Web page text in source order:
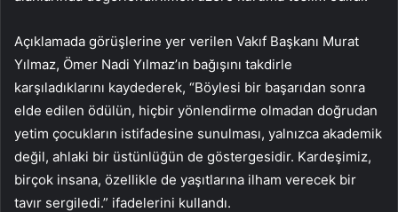
Açıklamada görüşlerine yer verilen Vakıf Başkanı Murat
Yılmaz, Ömer Nadi Yılmaz’ın bağışını takdirle
karşıladıklarını kaydederek, “Böylesi bir başarıdan sonra
elde edilen ödülün, hiçbir yönlendirme olmadan doğrudan
yetim çocukların istifadesine sunulması, yalnızca akademik
değil, ahlaki bir üstünlüğün de göstergesidir. Kardeşimiz,
birçok insana, özellikle de yaşıtlarına ilham verecek bir
tavır sergiledi.” ifadelerini kullandı.